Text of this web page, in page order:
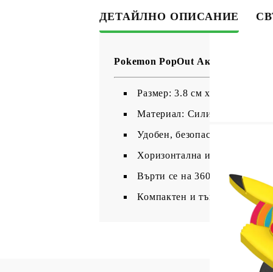
ДЕТАЙЛНО ОПИСАНИЕ
Pokemon PopOut Аксесоар за
Размер: 3.8 см x 0.77 см
Материал: Силикон и Метал
Удобен, безопасен и сигурен
Хоризонтална и вертикална
Върти се на 360 градуса и се
Компактен и тънък дизайн.